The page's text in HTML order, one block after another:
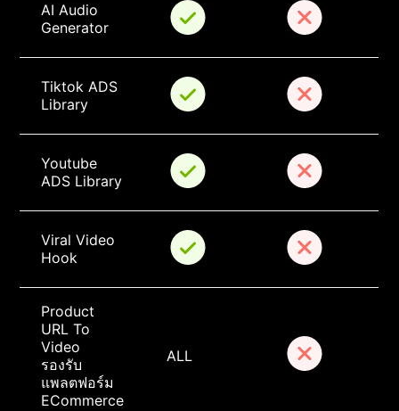
AI Audio
Generator
Tiktok ADS
Library
Youtube
ADS Library
Viral Video
Hook
Product
URL To
Video
รองรับ
แพลตฟอร์ม
ECommerce
ALL